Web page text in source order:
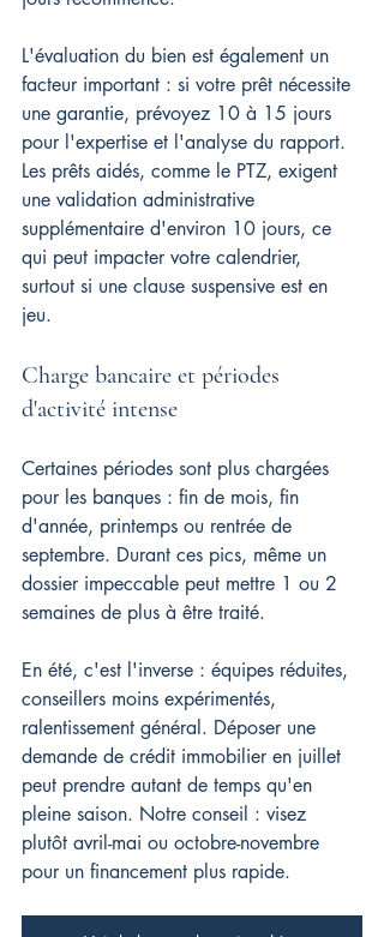
L'évaluation du bien est également un
facteur important : si votre prêt nécessite
une garantie, prévoyez 10 à 15 jours
pour l'expertise et l'analyse du rapport.
Les prêts aidés, comme le PTZ, exigent
une validation administrative
supplémentaire d'environ 10 jours, ce
qui peut impacter votre calendrier,
surtout si une clause suspensive est en
jeu.
Charge bancaire et périodes
d'activité intense
Certaines périodes sont plus chargées
pour les banques : fin de mois, fin
d'année, printemps ou rentrée de
septembre. Durant ces pics, même un
dossier impeccable peut mettre 1 ou 2
semaines de plus à être traité.
En été, c'est l'inverse : équipes réduites,
conseillers moins expérimentés,
ralentissement général. Déposer une
demande de crédit immobilier en juillet
peut prendre autant de temps qu'en
pleine saison. Notre conseil : visez
plutôt avril-mai ou octobre-novembre
pour un financement plus rapide.